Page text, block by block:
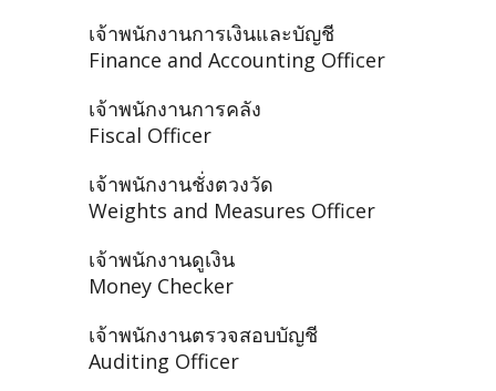
เจ้าพนักงานการเงินและบัญชี
Finance and Accounting Officer
เจ้าพนักงานการคลัง
Fiscal Officer
เจ้าพนักงานชั่งตวงวัด
Weights and Measures Officer
เจ้าพนักงานดูเงิน
Money Checker
เจ้าพนักงานตรวจสอบบัญชี
Auditing Officer